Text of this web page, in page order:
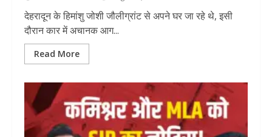
देहरादून के हिमांशु जोशी जौलीग्रांट से अपने घर जा रहे थे, इसी
दौरान कार में अचानक आग...
Read More